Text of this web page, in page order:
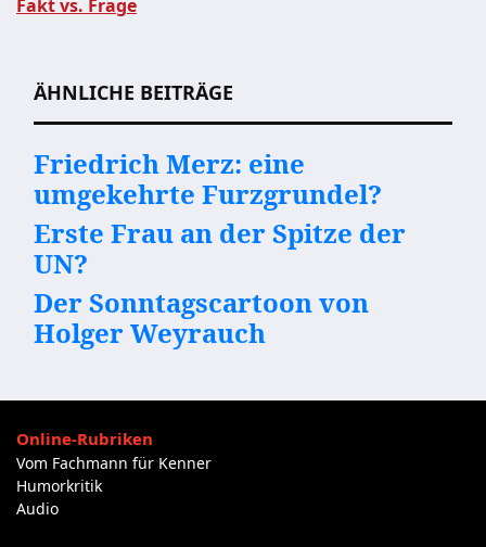
Fakt vs. Frage
ÄHNLICHE BEITRÄGE
Friedrich Merz: eine
umgekehrte Furzgrundel?
Erste Frau an der Spitze der
UN?
Der Sonntagscartoon von
Holger Weyrauch
Online-Rubriken
Vom Fachmann für Kenner
Humorkritik
Audio